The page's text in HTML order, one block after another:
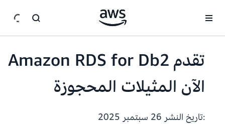
تقدم Amazon RDS for Db2
الآن المثيلات المحجوزة
:تاريخ النشر